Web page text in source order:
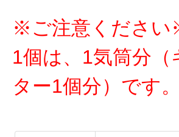
※ご注意くださ
1個は、1気筒分（
ター1個分）です。